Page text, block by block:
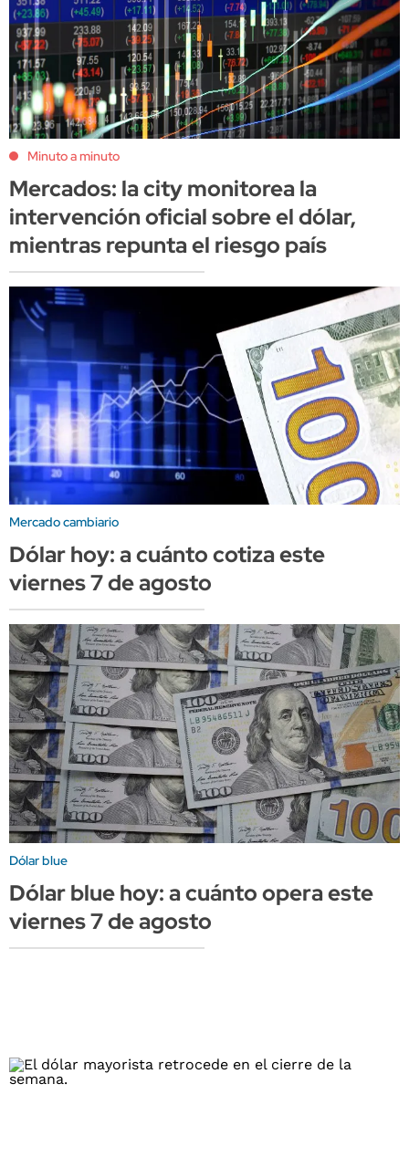
Minuto a minuto
Mercados: la city monitorea la
intervención oficial sobre el dólar,
mientras repunta el riesgo país
Mercado cambiario
Dólar hoy: a cuánto cotiza este
viernes 7 de agosto
Dólar blue
Dólar blue hoy: a cuánto opera este
viernes 7 de agosto